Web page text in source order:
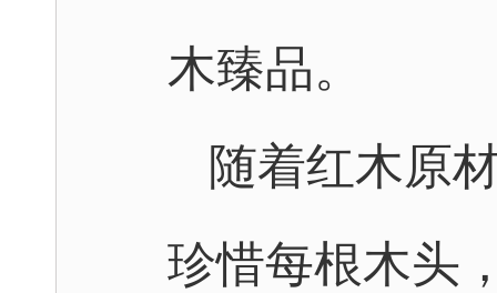
木臻品。
随着红木原
珍惜每根木头